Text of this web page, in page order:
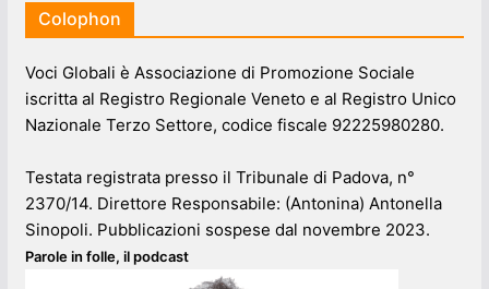
Colophon
Voci Globali è Associazione di Promozione Sociale
iscritta al Registro Regionale Veneto e al Registro Unico
Nazionale Terzo Settore, codice fiscale 92225980280.
Testata registrata presso il Tribunale di Padova, n°
2370/14. Direttore Responsabile: (Antonina) Antonella
Sinopoli. Pubblicazioni sospese dal novembre 2023.
Parole in folle, il podcast